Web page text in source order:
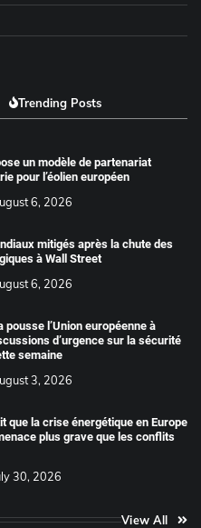
Trending Posts
un modèle de partenariat
pour l’éolien européen
6, 2026
mitigés après la chute des
à Wall Street
6, 2026
pousse l’Union européenne à
d’urgence sur la sécurité
semaine
3, 2026
que la crise énergétique en Europe
plus grave que les conflits
30, 2026
View All